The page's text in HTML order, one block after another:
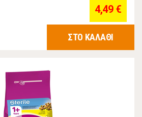
4,49 €
ΣΤΟ ΚΑΛΑΘΙ